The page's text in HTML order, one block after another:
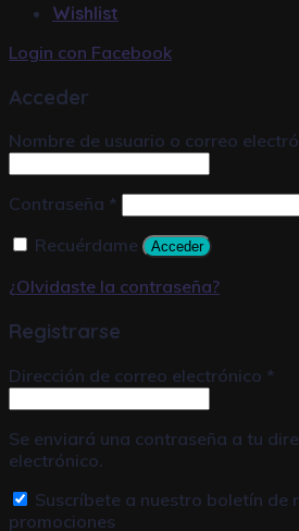
Wishlist
Login con Facebook
Acceder
Nombre de usuario o correo
Contraseña *
Recuérdame
Acceder
¿Olvidaste la contraseña?
Registrarse
Dirección de correo electrónico *
Se enviará una contraseña a tu
electrónico.
Suscríbete a nuestro boletín de
promociones